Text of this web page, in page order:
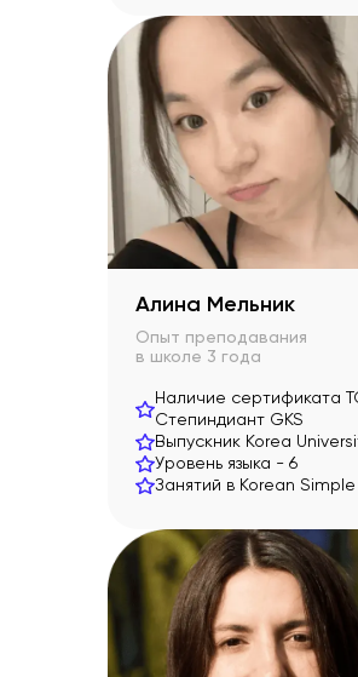
Алина Мельник
Опыт преподавания
в школе 3 года
Наличие сертификата
Степиндиант GKS
Выпускник Korea
Уровень языка - 6
Занятий в Korean